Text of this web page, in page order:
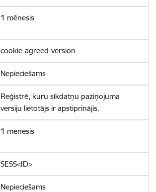
1 mēnesis
cookie-agreed-version
Nepieciešams
Reģistrē, kuru sīkdatņu paziņojuma
versiju lietotājs ir apstiprinājis.
1 mēnesis
SESS<ID>
Nepieciešams